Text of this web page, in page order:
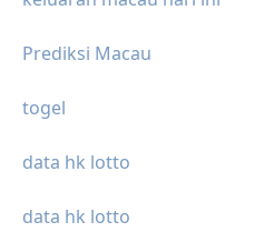
Prediksi Macau
togel
data hk lotto
data hk lotto